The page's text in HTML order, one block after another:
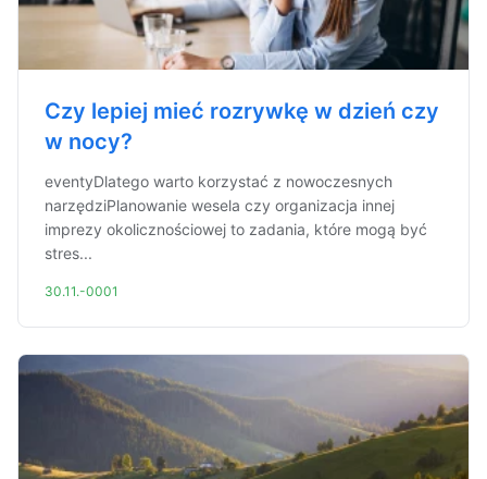
Czy lepiej mieć rozrywkę w dzień czy
w nocy?
eventyDlatego warto korzystać z nowoczesnych
narzędziPlanowanie wesela czy organizacja innej
imprezy okolicznościowej to zadania, które mogą być
stres...
30.11.-0001